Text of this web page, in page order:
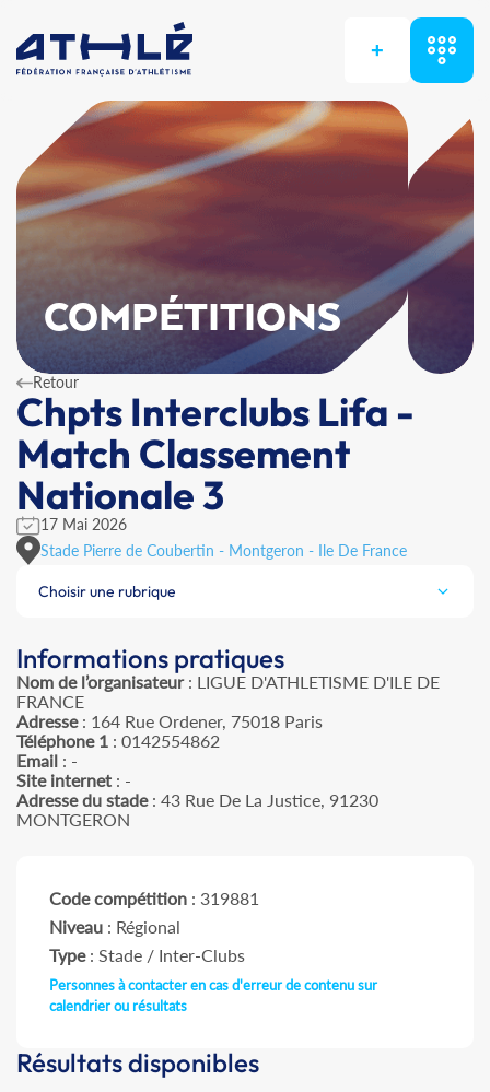
+
COMPÉTITIONS
Retour
Chpts Interclubs Lifa -
Match Classement
Nationale 3
17 Mai 2026
Stade Pierre de Coubertin - Montgeron - Ile De France
Choisir une rubrique
Informations pratiques
Nom de l’organisateur: LIGUE D'ATHLETISME D'ILE DE
FRANCE
Adresse: 164 Rue Ordener, 75018 Paris
Téléphone 1 : 0142554862
Email : -
Site internet : -
Adresse du stade: 43 Rue De La Justice, 91230
MONTGERON
Code compétition : 319881
Niveau : Régional
Type: Stade / Inter-Clubs
Personnes à contacter en cas d'erreur de contenu sur
calendrier ou résultats
Résultats disponibles